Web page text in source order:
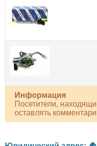
Информация
Посетители,
оставлять